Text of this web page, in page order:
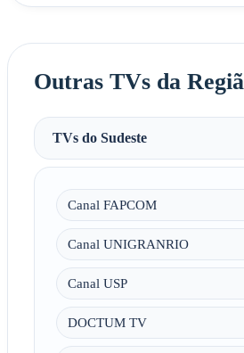
Outras TVs da
TVs do Sudeste
Canal FAPCOM
Canal UNIGRANRIO
Canal USP
DOCTUM TV